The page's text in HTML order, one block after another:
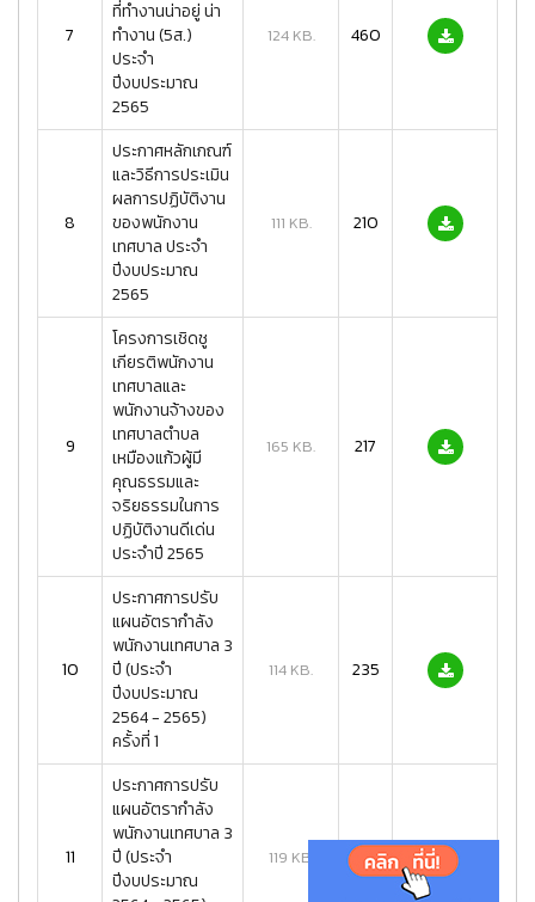
7
ที่ทำงานน่าอยู่ น่า
ทำงาน (5ส.)
ประจำ
ปีงบประมาณ
2565
124 KB. 460
8
ประกาศหลักเกณฑ์
และวิธีการประเมิน
ผลการปฏิบัติงาน
ของพนักงาน
เทศบาล ประจำ
ปีงบประมาณ
2565
111 KB. 210
9
โครงการเชิดชู
เกียรติพนักงาน
เทศบาลและ
พนักงานจ้างของ
เทศบาลตำบล
เหมืองแก้วผู้มี
คุณธรรมและ
จริยธรรมในการ
ปฏิบัติงานดีเด่น
ประจำปี 2565
165 KB. 217
10
ประกาศการปรับ
แผนอัตรากำลัง
พนักงานเทศบาล 3
ปี (ประจำ
ปีงบประมาณ
2564 - 2565)
ครั้งที่ 1
114 KB. 235
11
ประกาศการปรับ
แผนอัตรากำลัง
พนักงานเทศบาล 3
ปี (ประจำ
ปีงบประมาณ
119 KB. 227